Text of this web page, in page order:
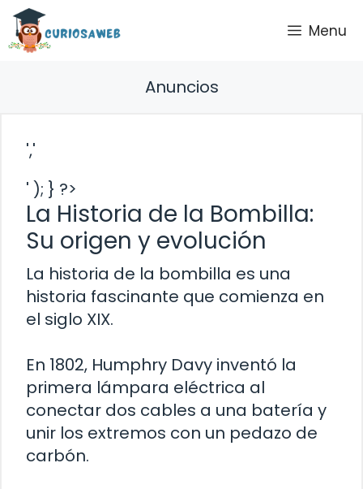
Saltar
contenido
Menu
Anuncios
','
' ); } ?>
La Historia de la Bombilla:
Su origen y evolución
La historia de la bombilla es una
historia fascinante que comienza en
el siglo XIX.
En 1802, Humphry Davy inventó la
primera lámpara eléctrica al
conectar dos cables a una batería y
unir los extremos con un pedazo de
carbón.